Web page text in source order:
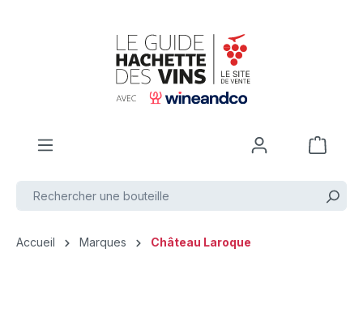
Accueil Marques Château Laroque